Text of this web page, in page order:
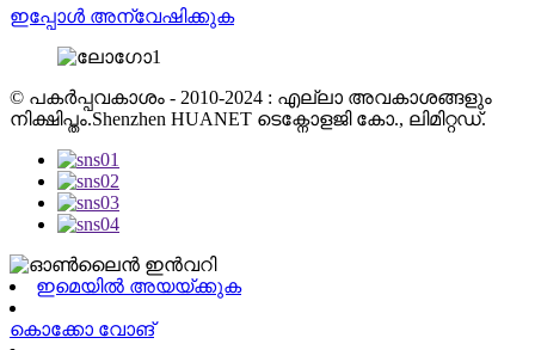
ഇപ്പോൾ അന്വേഷിക്കുക
© പകർപ്പവകാശം - 2010-2024 : എല്ലാ അവകാശങ്ങളും
നിക്ഷിപ്തം.Shenzhen HUANET ടെക്നോളജി കോ., ലിമിറ്റഡ്.
ഇമെയിൽ അയയ്ക്കുക
കൊക്കോ വോങ്